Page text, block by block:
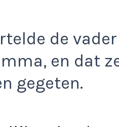
de
en dat
gegeten.